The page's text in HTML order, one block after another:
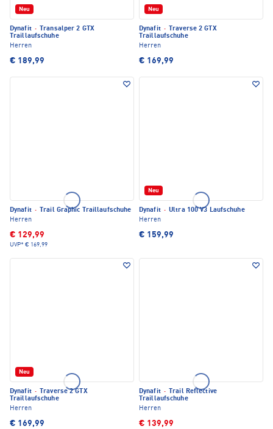
Neu
Dynafit ·
Transalper 2 GTX
Traillaufschuhe
Herren
€ 189,99
Neu
Dynafit ·
Traverse 2 GTX
Traillaufschuhe
Herren
€ 169,99
Dynafit ·
Trail Graphic Traillaufschuhe
Herren
€ 129,99
UVP* € 169,99
Neu
Dynafit · Ultra 100 V3 Laufschuhe
Herren
€ 159,99
Neu
Dynafit ·
Traverse 2 GTX
Traillaufschuhe
Herren
€ 169,99
Dynafit ·
Trail Reflective
Traillaufschuhe
Herren
€ 139,99